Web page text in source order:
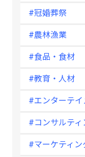
#冠婚葬祭
#農林漁業
#食品・食材
#教育・人材
#エンターテイ
#コンサルティ
#マーケティン